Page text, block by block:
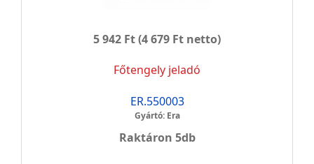
5 942 Ft(4 679 Ft netto)
Főtengely jeladó
ER.550003
Gyártó: Era
Raktáron 5db